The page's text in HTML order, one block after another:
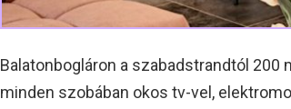
Balatonbogláron a szabadstrandtól 200
minden szobában okos tv-vel,